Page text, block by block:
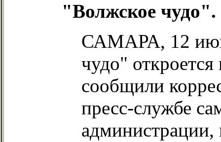
"Волжское чудо".
САМАРА, 12
чудо"
сообщили
пресс-службе
администрации,